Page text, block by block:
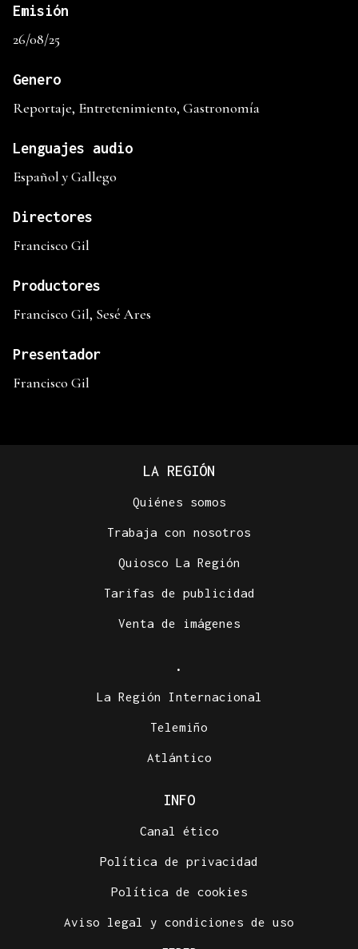
Emisión
26/08/25
Genero
Reportaje, Entretenimiento, Gastronomía
Lenguajes audio
Español y Gallego
Directores
Francisco Gil
Productores
Francisco Gil, Sesé Ares
Presentador
Francisco Gil
LA REGIÓN
Quiénes somos
Trabaja con nosotros
Quiosco La Región
Tarifas de publicidad
Venta de imágenes
.
La Región Internacional
Telemiño
Atlántico
INFO
Canal ético
Política de privacidad
Política de cookies
Aviso legal y condiciones de uso